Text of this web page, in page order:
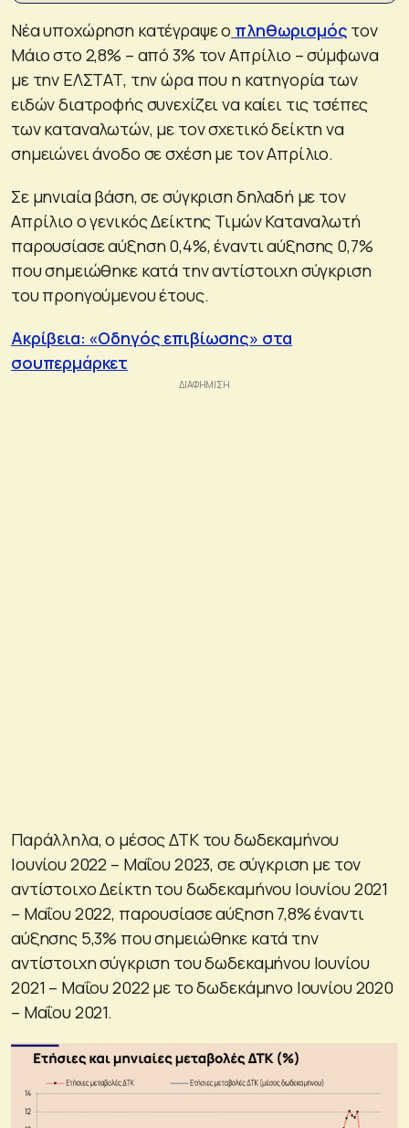
Νέα υποχώρηση κατέγραψε ο πληθωρισμός τον
Μάιο στο 2,8% – από 3% τον Απρίλιο – σύμφωνα
με την ΕΛΣΤΑΤ, την ώρα που η κατηγορία των
ειδών διατροφής συνεχίζει να καίει τις τσέπες
των καταναλωτών, με τον σχετικό δείκτη να
σημειώνει άνοδο σε σχέση με τον Απρίλιο.
Σε μηνιαία βάση, σε σύγκριση δηλαδή με τον
Απρίλιο ο γενικός Δείκτης Τιμών Καταναλωτή
παρουσίασε αύξηση 0,4%, έναντι αύξησης 0,7%
που σημειώθηκε κατά την αντίστοιχη σύγκριση
του προηγούμενου έτους.
Ακρίβεια: «Οδηγός επιβίωσης» στα
σουπερμάρκετ
Παράλληλα, ο μέσος ΔΤΚ του δωδεκαμήνου
Ιουνίου 2022 – Μαΐου 2023, σε σύγκριση με τον
αντίστοιχο Δείκτη του δωδεκαμήνου Ιουνίου 2021
– Μαΐου 2022, παρουσίασε αύξηση 7,8% έναντι
αύξησης 5,3% που σημειώθηκε κατά την
αντίστοιχη σύγκριση του δωδεκαμήνου Ιουνίου
2021 – Μαΐου 2022 με το δωδεκάμηνο Ιουνίου 2020
– Μαΐου 2021.